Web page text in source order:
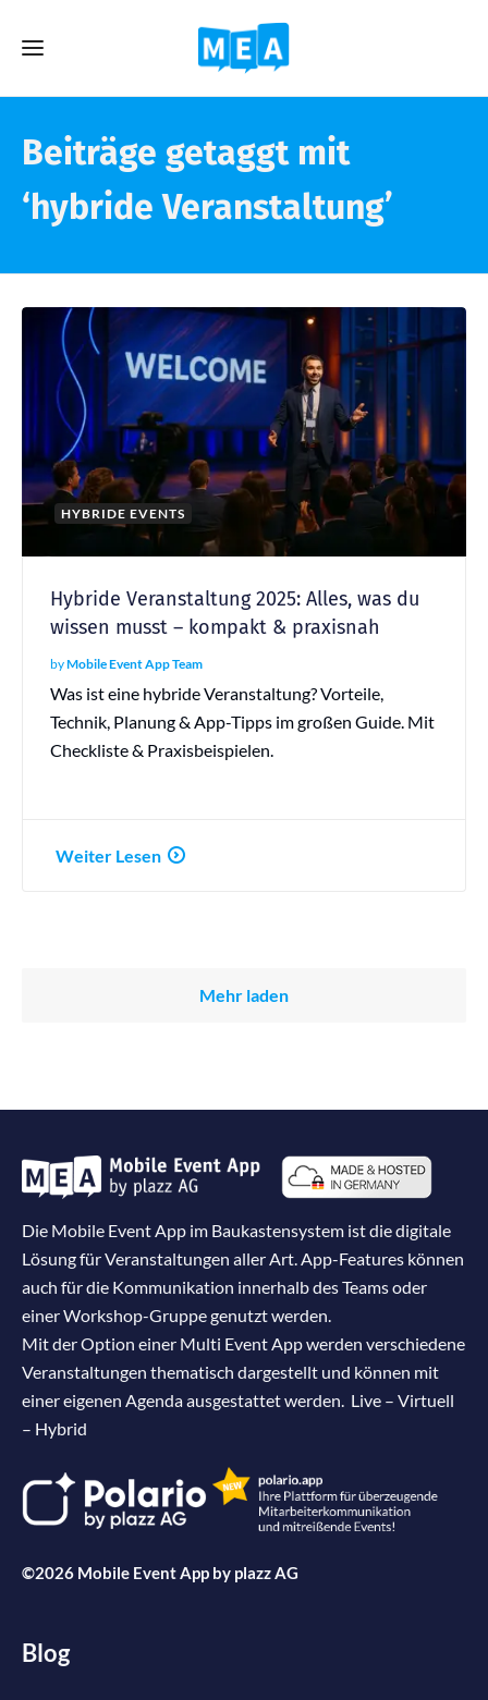
Beiträge getaggt mit
‘hybride Veranstaltung’
HYBRIDE EVENTS
Hybride Veranstaltung 2025: Alles, was du
wissen musst – kompakt & praxisnah
byMobile Event App Team
Was ist eine hybride Veranstaltung? Vorteile,
Technik, Planung & App-Tipps im großen Guide. Mit
Checkliste & Praxisbeispielen.
Weiter Lesen
Mehr laden
Die Mobile Event App im Baukastensystem ist die digitale
Lösung für Veranstaltungen aller Art. App-Features können
auch für die Kommunikation innerhalb des Teams oder
einer Workshop-Gruppe genutzt werden.
Mit der Option einer Multi Event App werden verschiedene
Veranstaltungen thematisch dargestellt und können mit
einer eigenen Agenda ausgestattet werden. Live – Virtuell
– Hybrid
©2026 Mobile Event App by plazz AG
Blog